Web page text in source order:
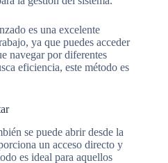
es una excelente
ya que puedes acceder
navegar por diferentes
eficiencia, este método es
se puede abrir desde la
un acceso directo y
es ideal para aquellos